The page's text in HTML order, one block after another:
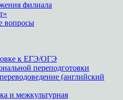
филиала
вопросы
к ЕГЭ/ОГЭ
переподготовки
(английский
и межкультурная